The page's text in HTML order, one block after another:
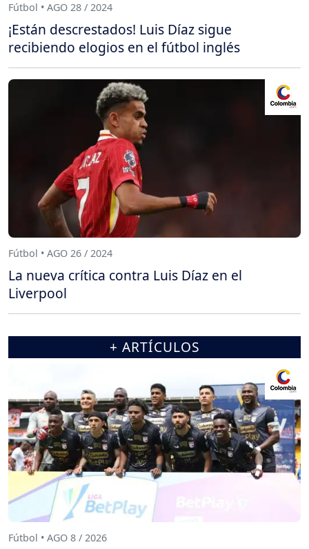
Fútbol • AGO 28 / 2024
¡Están descrestados! Luis Díaz sigue
recibiendo elogios en el fútbol inglés
Fútbol • AGO 26 / 2024
La nueva crítica contra Luis Díaz en el
Liverpool
+ ARTÍCULOS
Fútbol • AGO 8 / 2026